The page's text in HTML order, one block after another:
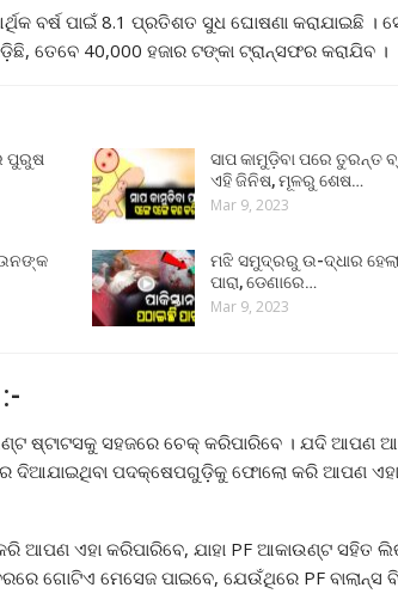
ବର୍ଷ ପାଇଁ 8.1 ପ୍ରତିଶତ ସୁଧ ଘୋଷଣା କରାଯାଇଛି ।
40,000 ହଜାର ଟଙ୍କା ଟ୍ରାନ୍ସଫର କରାଯିବ ।
ପୁରୁଷ
ସାପ କାମୁଡ଼ିବା ପରେ ତୁରନ୍ତ
ଏହି ଜିନିଷ, ମୂଳରୁ ଶେଷ…
Mar 9, 2023
ମଝି ସମୁଦ୍ରରୁ ଉ-ଦ୍ଧାର
ପାରା, ଡେଣାରେ…
Mar 9, 2023
ଷ୍ଟାଟସକୁ ସହଜରେ ଚେକ୍ କରିପାରିବେ । ଯଦି ଆପଣ
ଦିଆଯାଇଥିବା ପଦକ୍ଷେପଗୁଡ଼ିକୁ ଫୋଲୋ କରି ଆପଣ
ଆପଣ ଏହା କରିପାରିବେ, ଯାହା PF ଆକାଉଣ୍ଟ ସହିତ
ଗୋଟିଏ ମେସେଜ ପାଇବେ, ଯେଉଁଥିରେ PF ବାଲାନ୍ସ